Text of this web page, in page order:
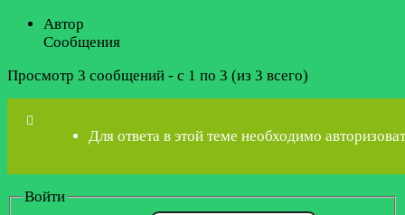
Автор
Сообщения
Просмотр 3 сообщений - с 1 по 3 (из 3 всего)
Для ответа в этой теме необходимо
Войти